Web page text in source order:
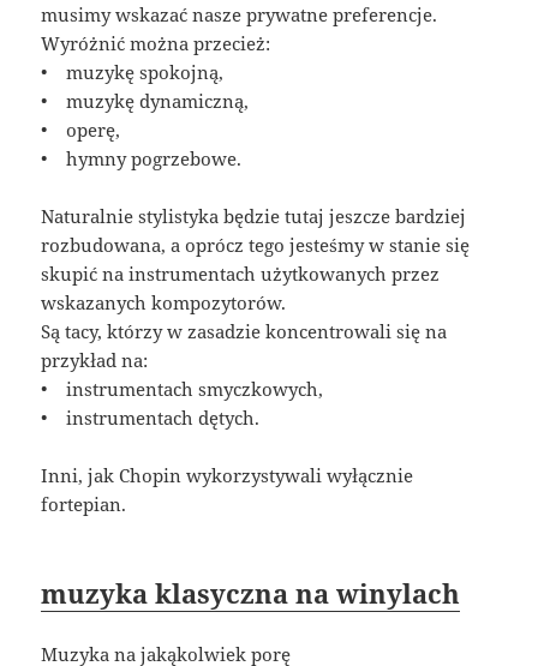
musimy wskazać nasze prywatne preferencje.
Wyróżnić można przecież:
• muzykę spokojną,
• muzykę dynamiczną,
• operę,
• hymny pogrzebowe.
Naturalnie stylistyka będzie tutaj jeszcze bardziej
rozbudowana, a oprócz tego jesteśmy w stanie się
skupić na instrumentach użytkowanych przez
wskazanych kompozytorów.
Są tacy, którzy w zasadzie koncentrowali się na
przykład na:
• instrumentach smyczkowych,
• instrumentach dętych.
Inni, jak Chopin wykorzystywali wyłącznie
fortepian.
muzyka klasyczna na winylach
Muzyka na jakąkolwiek porę